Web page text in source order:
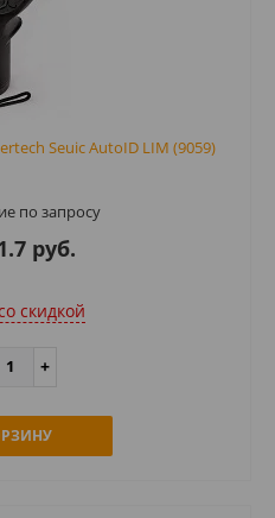
Seuic AutoID LIM (9059)
по запросу
руб.
скидкой